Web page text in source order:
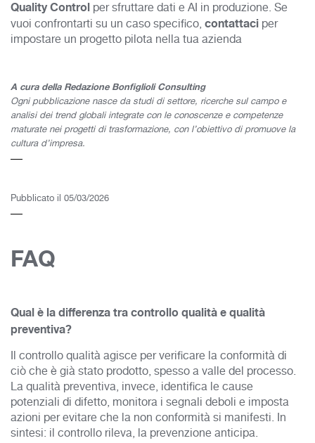
Quality Control per sfruttare dati e AI in produzione. Se
vuoi confrontarti su un caso specifico, contattaci per
impostare un progetto pilota nella tua azienda
A cura della Redazione Bonfiglioli Consulting
Ogni pubblicazione nasce da studi di settore, ricerche sul campo e
analisi dei trend globali integrate con le conoscenze e competenze
maturate nei progetti di trasformazione, con l’obiettivo di promuove la
cultura d’impresa.
Pubblicato il 05/03/2026
FAQ
Qual è la differenza tra controllo qualità e qualità
preventiva?
Il controllo qualità agisce per verificare la conformità di
ciò che è già stato prodotto, spesso a valle del processo.
La qualità preventiva, invece, identifica le cause
potenziali di difetto, monitora i segnali deboli e imposta
azioni per evitare che la non conformità si manifesti. In
sintesi: il controllo rileva, la prevenzione anticipa.